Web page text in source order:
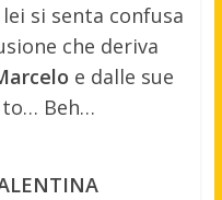
si senta confusa
che deriva
e dalle sue
Beh…